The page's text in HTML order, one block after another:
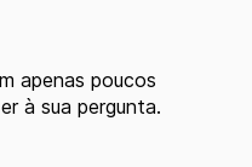
apenas poucos
à sua pergunta.